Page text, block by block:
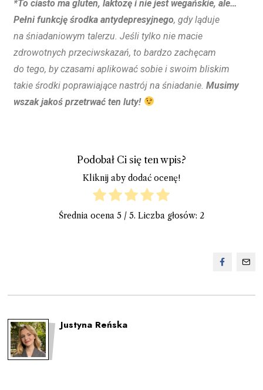
*To ciasto ma gluten, laktozę i nie jest wegańskie, ale…
Pełni funkcję środka antydepresyjnego, gdy ląduje
na śniadaniowym talerzu. Jeśli tylko nie macie
zdrowotnych przeciwskazań, to bardzo zachęcam
do tego, by czasami aplikować sobie i swoim bliskim
takie środki poprawiające nastrój na śniadanie.Musimy
wszak jakoś przetrwać ten luty!
Podobał Ci się ten wpis?
Kliknij aby dodać ocenę!
Średnia ocena 5/ 5. Liczba głosów: 2
Justyna Reńska